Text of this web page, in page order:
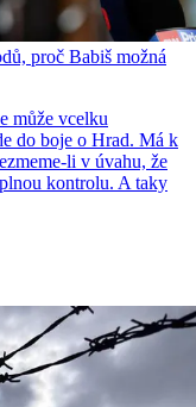
proč Babiš možná
může vcelku
do boje o Hrad. Má k
li v úvahu, že
kontrolu. A taky